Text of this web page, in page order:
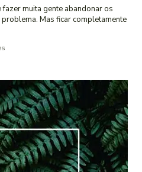
muita gente abandonar os
Mas ficar completamente